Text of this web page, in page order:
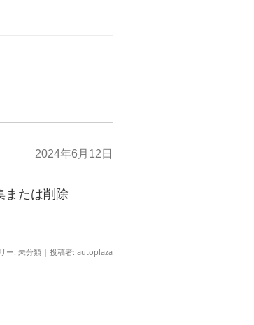
2024年6月12日
または削除
ー: 未分類 | 投稿者: autoplaza